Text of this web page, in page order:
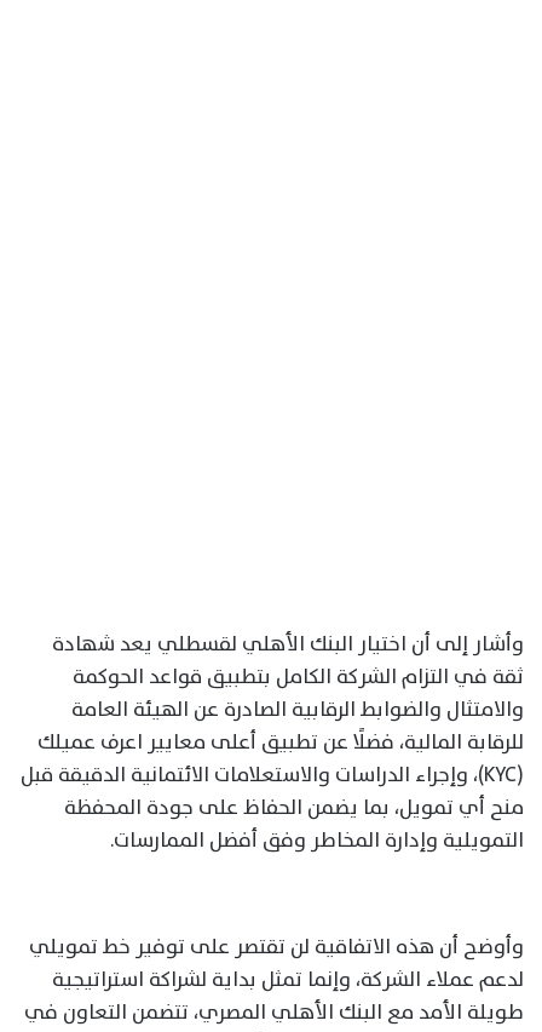
وأشار إلى أن اختيار البنك الأهلي لقسطلي يعد شهادة
ثقة في التزام الشركة الكامل بتطبيق قواعد الحوكمة
والامتثال والضوابط الرقابية الصادرة عن الهيئة العامة
للرقابة المالية، فضلًا عن تطبيق أعلى معايير اعرف عميلك
(KYC)، وإجراء الدراسات والاستعلامات الائتمانية الدقيقة قبل
منح أي تمويل، بما يضمن الحفاظ على جودة المحفظة
التمويلية وإدارة المخاطر وفق أفضل الممارسات.
وأوضح أن هذه الاتفاقية لن تقتصر على توفير خط تمويلي
لدعم عملاء الشركة، وإنما تمثل بداية لشراكة استراتيجية
طويلة الأمد مع البنك الأهلي المصري، تتضمن التعاون في